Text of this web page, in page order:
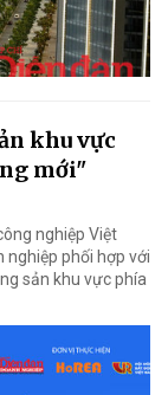
khu vực
mới"
nghiệp Việt
nghiệp phối hợp với
sản khu vực phía